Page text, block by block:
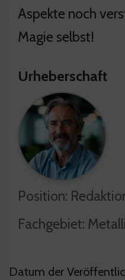
Aspekte noch
Magie selbst!
Urheberschaft
Position:
Fachgebiet:
Datum der